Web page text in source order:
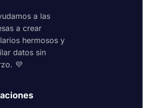
a las
a crear
hermosos y
datos sin
💜